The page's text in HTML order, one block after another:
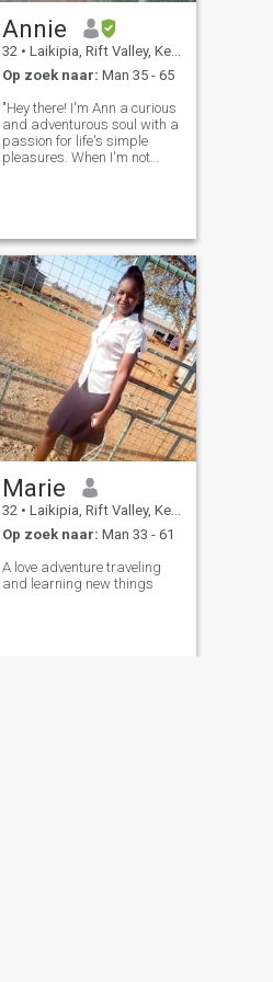
Annie
32 • Laikipia, Rift Valley, Kenya
Op zoek naar: Man 35 - 65
"Hey there! I'm Ann a curious
and adventurous soul with a
passion for life's simple
pleasures. When I'm not
looking for someone who
shares m
Marie
32 • Laikipia, Rift Valley, Kenya
Op zoek naar: Man 33 - 61
A love adventure traveling
and learning new things